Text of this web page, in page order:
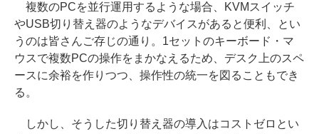
複数のPCを並行運用するような場合、KVMスイッチ
やUSB切り替え器のようなデバイスがあると便利、とい
うのは皆さんご存じの通り。1セットのキーボード・マ
ウスで複数PCの操作をまかなえるため、デスク上のスペ
ースに余裕を作りつつ、操作性の統一を図ることもでき
る。
しかし、そうした切り替え器の導入はコストゼロとい